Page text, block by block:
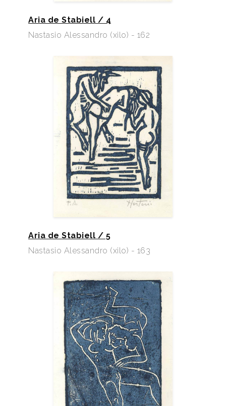
Aria de Stabiell / 4
Nastasio Alessandro (xilo) - 162
Aria de Stabiell / 5
Nastasio Alessandro (xilo) - 163